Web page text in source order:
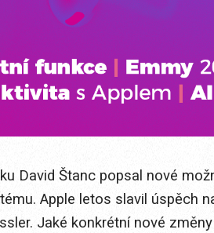
David Štanc popsal nové
Apple letos slavil úspěch
Jaké konkrétní nové